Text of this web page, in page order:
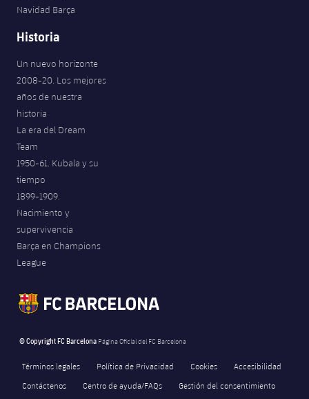
Navidad Barça
Historia
Un nuevo horizonte
2008-20. Los mejores
años de nuestra
historia
La era del Dream
Team
1950-61. Kubala y su
tiempo
1899-1909.
Nacimiento y
supervivencia
Barça en Champions
League
© Copyright FC Barcelona Página Oficial del FC Barcelona
Términos legales Política de Privacidad Cookies
Accesibilidad
Contáctenos
Centro de ayuda/FAQs Gestión del consentimiento